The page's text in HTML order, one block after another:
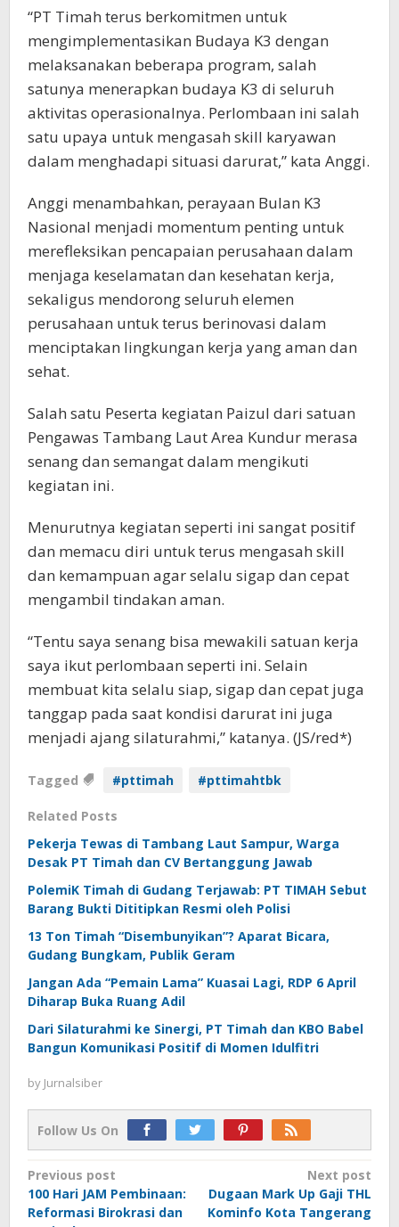
“PT Timah terus berkomitmen untuk
mengimplementasikan Budaya K3 dengan
melaksanakan beberapa program, salah
satunya menerapkan budaya K3 di seluruh
aktivitas operasionalnya. Perlombaan ini salah
satu upaya untuk mengasah skill karyawan
dalam menghadapi situasi darurat,” kata Anggi.
Anggi menambahkan, perayaan Bulan K3
Nasional menjadi momentum penting untuk
merefleksikan pencapaian perusahaan dalam
menjaga keselamatan dan kesehatan kerja,
sekaligus mendorong seluruh elemen
perusahaan untuk terus berinovasi dalam
menciptakan lingkungan kerja yang aman dan
sehat.
Salah satu Peserta kegiatan Paizul dari satuan
Pengawas Tambang Laut Area Kundur merasa
senang dan semangat dalam mengikuti
kegiatan ini.
Menurutnya kegiatan seperti ini sangat positif
dan memacu diri untuk terus mengasah skill
dan kemampuan agar selalu sigap dan cepat
mengambil tindakan aman.
“Tentu saya senang bisa mewakili satuan kerja
saya ikut perlombaan seperti ini. Selain
membuat kita selalu siap, sigap dan cepat juga
tanggap pada saat kondisi darurat ini juga
menjadi ajang silaturahmi,” katanya. (JS/red*)
Tagged #pttimah #pttimahtbk
Related Posts
Pekerja Tewas di Tambang Laut Sampur, Warga
Desak PT Timah dan CV Bertanggung Jawab
PolemiK Timah di Gudang Terjawab: PT TIMAH Sebut
Barang Bukti Dititipkan Resmi oleh Polisi
13 Ton Timah “Disembunyikan”? Aparat Bicara,
Gudang Bungkam, Publik Geram
Jangan Ada “Pemain Lama” Kuasai Lagi, RDP 6 April
Diharap Buka Ruang Adil
Dari Silaturahmi ke Sinergi, PT Timah dan KBO Babel
Bangun Komunikasi Positif di Momen Idulfitri
by Jurnalsiber
Follow Us On
Post
navigation
Previous post
100 Hari JAM Pembinaan:
Reformasi Birokrasi dan
Next post
Dugaan Mark Up Gaji THL
Kominfo Kota Tangerang